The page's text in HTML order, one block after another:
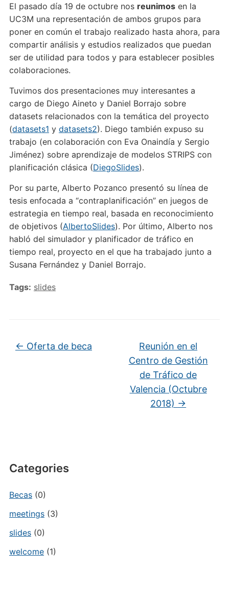
El pasado día 19 de octubre nos reunimosen la
UC3M una representación de ambos grupos para
poner en común el trabajo realizado hasta ahora, para
compartir análisis y estudios realizados que puedan
ser de utilidad para todos y para establecer posibles
colaboraciones.
Tuvimos dos presentaciones muy interesantes a
cargo de Diego Aineto y Daniel Borrajo sobre
datasets relacionados con la temática del proyecto
(datasets1 y datasets2). Diego también expuso su
trabajo (en colaboración con Eva Onaindía y Sergio
Jiménez) sobre aprendizaje de modelos STRIPS con
planificación clásica (DiegoSlides).
Por su parte, Alberto Pozanco presentó su línea de
tesis enfocada a “contraplanificación” en juegos de
estrategia en tiempo real, basada en reconocimiento
de objetivos (AlbertoSlides). Por último, Alberto nos
habló del simulador y planificador de tráfico en
tiempo real, proyecto en el que ha trabajado junto a
Susana Fernández y Daniel Borrajo.
Tags: slides
← Oferta de beca
Reunión en el
Centro de Gestión
de Tráfico de
Valencia (Octubre
2018) →
Categories
Becas(0)
meetings(3)
slides(0)
welcome(1)